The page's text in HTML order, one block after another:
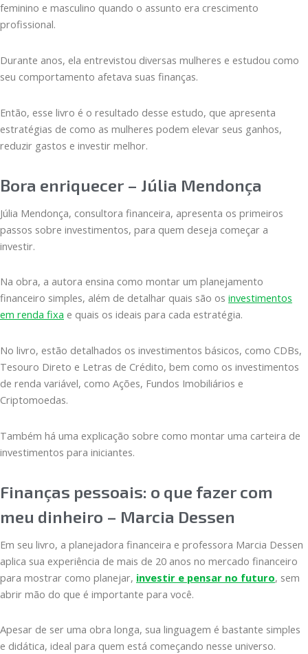
feminino e masculino quando o assunto era crescimento
profissional.
Durante anos, ela entrevistou diversas mulheres e estudou como
seu comportamento afetava suas finanças.
Então, esse livro é o resultado desse estudo, que apresenta
estratégias de como as mulheres podem elevar seus ganhos,
reduzir gastos e investir melhor.
Bora enriquecer – Júlia Mendonça
Júlia Mendonça, consultora financeira, apresenta os primeiros
passos sobre investimentos, para quem deseja começar a
investir.
Na obra, a autora ensina como montar um planejamento
financeiro simples, além de detalhar quais são os investimentos
em renda fixa e quais os ideais para cada estratégia.
No livro, estão detalhados os investimentos básicos, como CDBs,
Tesouro Direto e Letras de Crédito, bem como os investimentos
de renda variável, como Ações, Fundos Imobiliários e
Criptomoedas.
Também há uma explicação sobre como montar uma carteira de
investimentos para iniciantes.
Finanças pessoais: o que fazer com
meu dinheiro – Marcia Dessen
Em seu livro, a planejadora financeira e professora Marcia Dessen
aplica sua experiência de mais de 20 anos no mercado financeiro
para mostrar como planejar, investir e pensar no futuro, sem
abrir mão do que é importante para você.
Apesar de ser uma obra longa, sua linguagem é bastante simples
e didática, ideal para quem está começando nesse universo.